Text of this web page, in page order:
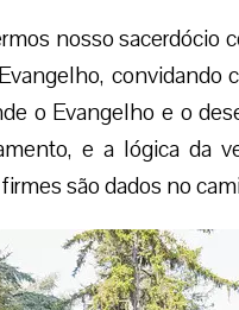
nosso sacerdócio
o Evangelho e o
e a lógica da
são dados no